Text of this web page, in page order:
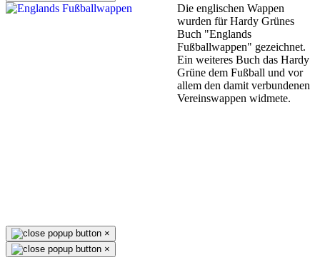
Die englischen Wappen
wurden für Hardy Grünes
Buch "Englands
Fußballwappen" gezeichnet.
Ein weiteres Buch das Hardy
Grüne dem Fußball und vor
allem den damit verbundenen
Vereinswappen widmete.
×
×